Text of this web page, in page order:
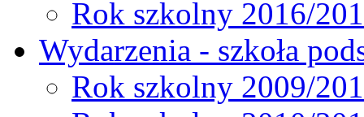
Rok szkolny 2016/
Wydarzenia - szkoła
Rok szkolny 2009/